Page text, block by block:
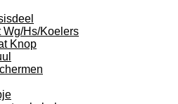
Wg/Hs/Koelers
Knop